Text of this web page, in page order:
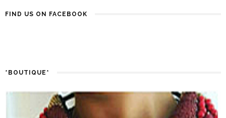
FIND US ON FACEBOOK
*BOUTIQUE*